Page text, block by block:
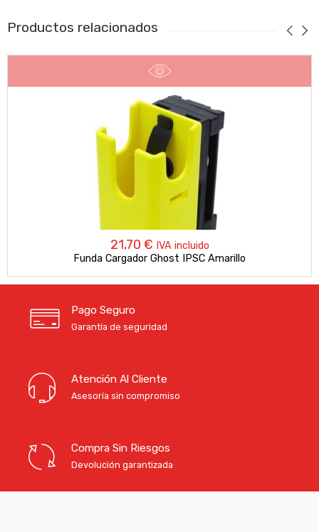
Productos relacionados
21,70 € IVA incluido
Funda Cargador Ghost IPSC Amarillo
Pago Seguro
Garantía de seguridad
Atención Al Cliente
Asesoría sin compromiso
Compra Sin Riesgos
Devolución garantizada